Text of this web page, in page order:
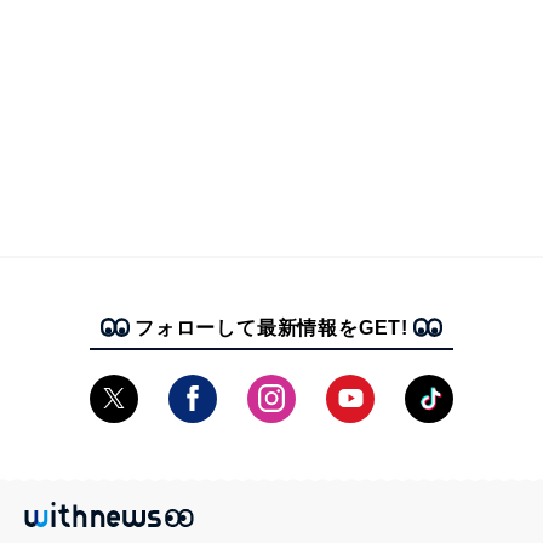
フォローして最新情報をGET!